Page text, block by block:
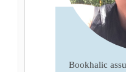
Bookhalic